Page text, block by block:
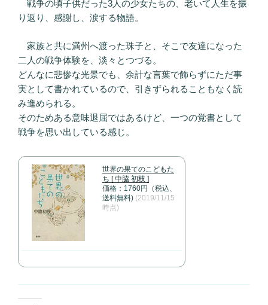
戦争の頃子供だった3人の少女たちの、老いて人生を振
り返り、感謝し、涙する物語。
家族と共に満州へ渡った珠子と、そこで友達になった
二人の戦争体験を、淡々とつづる。
どんなに悲惨な光景でも、余計な言葉で飾らずにただ事
実として書かれているので、引きずられることもなく読
み進められる。
そのためある意味退屈ではあるけど、一つの覚書として
戦争を思い出している感じ。
世界の果てのこどもた
ち [ 中脇 初枝 ]
価格：1760円（税込、
送料無料) (2019/11/15
時点)